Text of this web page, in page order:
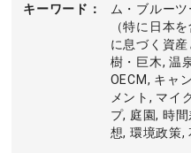
キーワード
ム・ブルー
（特に日本
に息づく資
樹・巨木, 温
OECM, キャ
メント, マイ
プ, 庭園, 時
想, 環境政策,